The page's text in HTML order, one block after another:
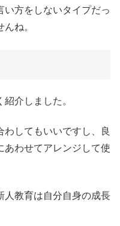
い方をしないタイプだっ
ね。
介しました。
わしてもいいですし、良
あわせてアレンジして使
人教育は自分自身の成長